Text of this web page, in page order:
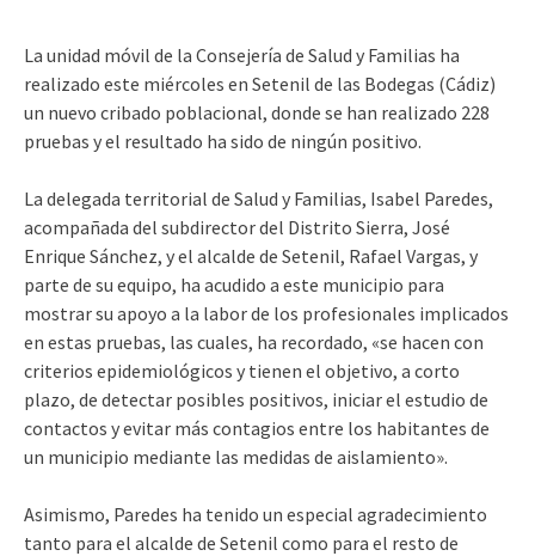
La unidad móvil de la Consejería de Salud y Familias ha
realizado este miércoles en Setenil de las Bodegas (Cádiz)
un nuevo cribado poblacional, donde se han realizado 228
pruebas y el resultado ha sido de ningún positivo.
La delegada territorial de Salud y Familias, Isabel Paredes,
acompañada del subdirector del Distrito Sierra, José
Enrique Sánchez, y el alcalde de Setenil, Rafael Vargas, y
parte de su equipo, ha acudido a este municipio para
mostrar su apoyo a la labor de los profesionales implicados
en estas pruebas, las cuales, ha recordado, «se hacen con
criterios epidemiológicos y tienen el objetivo, a corto
plazo, de detectar posibles positivos, iniciar el estudio de
contactos y evitar más contagios entre los habitantes de
un municipio mediante las medidas de aislamiento».
Asimismo, Paredes ha tenido un especial agradecimiento
tanto para el alcalde de Setenil como para el resto de